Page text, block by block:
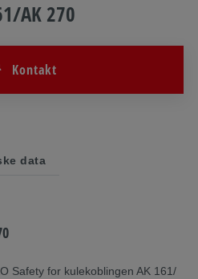
AK 270
Kontakt
data
Safety for kulekoblingen AK 161/